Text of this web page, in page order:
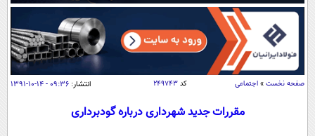
اوقات شرعی
سواد زندگی
اقتصاد
اقتصادی
جامعه
صفحه نخست » اجتماعی کد۲۴۹۷۴۳ انتشار: ۰۹:۳۶ - ۱۴-۱۰-۱۳۹۱
مقررات جدید شهرداری درباره گودبرداری